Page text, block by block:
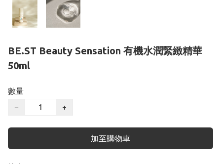
BE.ST Beauty Sensation 有機水潤緊緻精華
50ml
數量
−
+
加至購物車